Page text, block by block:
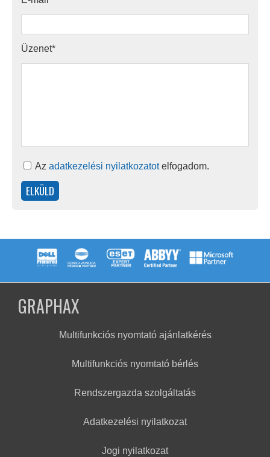
Üzenet*
Az adatkezelési nyilatkozatotelfogadom.
GRAPHAX
Multifunkciós nyomtató ajánlatkérés
Multifunkciós nyomtató bérlés
Rendszergazda szolgáltatás
Adatkezelési nyilatkozat
Jogi nyilatkozat